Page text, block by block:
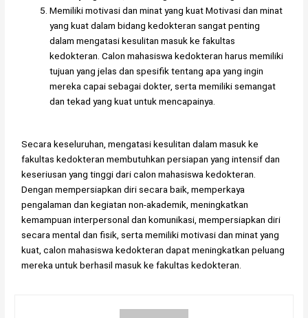
Memiliki motivasi dan minat yang kuat Motivasi dan minat
yang kuat dalam bidang kedokteran sangat penting
dalam mengatasi kesulitan masuk ke fakultas
kedokteran. Calon mahasiswa kedokteran harus memiliki
tujuan yang jelas dan spesifik tentang apa yang ingin
mereka capai sebagai dokter, serta memiliki semangat
dan tekad yang kuat untuk mencapainya.
Secara keseluruhan, mengatasi kesulitan dalam masuk ke
fakultas kedokteran membutuhkan persiapan yang intensif dan
keseriusan yang tinggi dari calon mahasiswa kedokteran.
Dengan mempersiapkan diri secara baik, memperkaya
pengalaman dan kegiatan non-akademik, meningkatkan
kemampuan interpersonal dan komunikasi, mempersiapkan diri
secara mental dan fisik, serta memiliki motivasi dan minat yang
kuat, calon mahasiswa kedokteran dapat meningkatkan peluang
mereka untuk berhasil masuk ke fakultas kedokteran.